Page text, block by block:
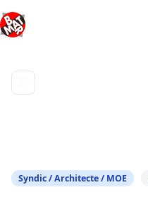
au
contenu
Syndic / Architecte / MOE